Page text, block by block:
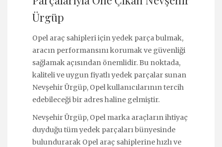
Ürgüp
Opel araç sahipleri için yedek parça bulmak,
aracın performansını korumak ve güvenliği
sağlamak açısından önemlidir. Bu noktada,
kaliteli ve uygun fiyatlı yedek parçalar sunan
Nevşehir Ürgüp, Opel kullanıcılarının tercih
edebileceği bir adres haline gelmiştir.
Nevşehir Ürgüp, Opel marka araçların ihtiyaç
duyduğu tüm yedek parçaları bünyesinde
bulundurarak Opel araç sahiplerine hızlı ve